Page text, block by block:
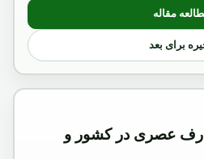
مقاله
: عکس تقلبی و تبلیغاتی ملکه ثریا که
برای بعد
عصری در کشور و